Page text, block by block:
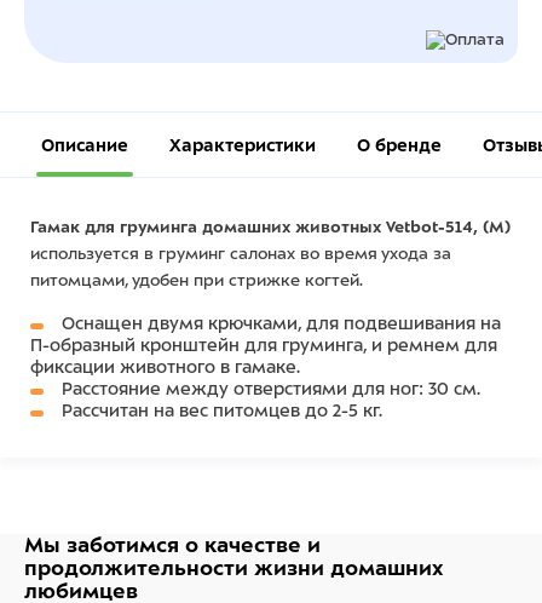
Описание Характеристики О бренде
Гамак для груминга домашних животных Vetbot-514, (M)
используется в груминг салонах во время ухода за
питомцами, удобен при стрижке когтей.
Оснащен двумя крючками, для подвешивания на
П-образный кронштейн для груминга, и ремнем для
фиксации животного в гамаке.
Расстояние между отверстиями для ног: 30 см.
Рассчитан на вес питомцев до 2-5 кг.
Мы заботимся о качестве и
продолжительности жизни домашних
любимцев